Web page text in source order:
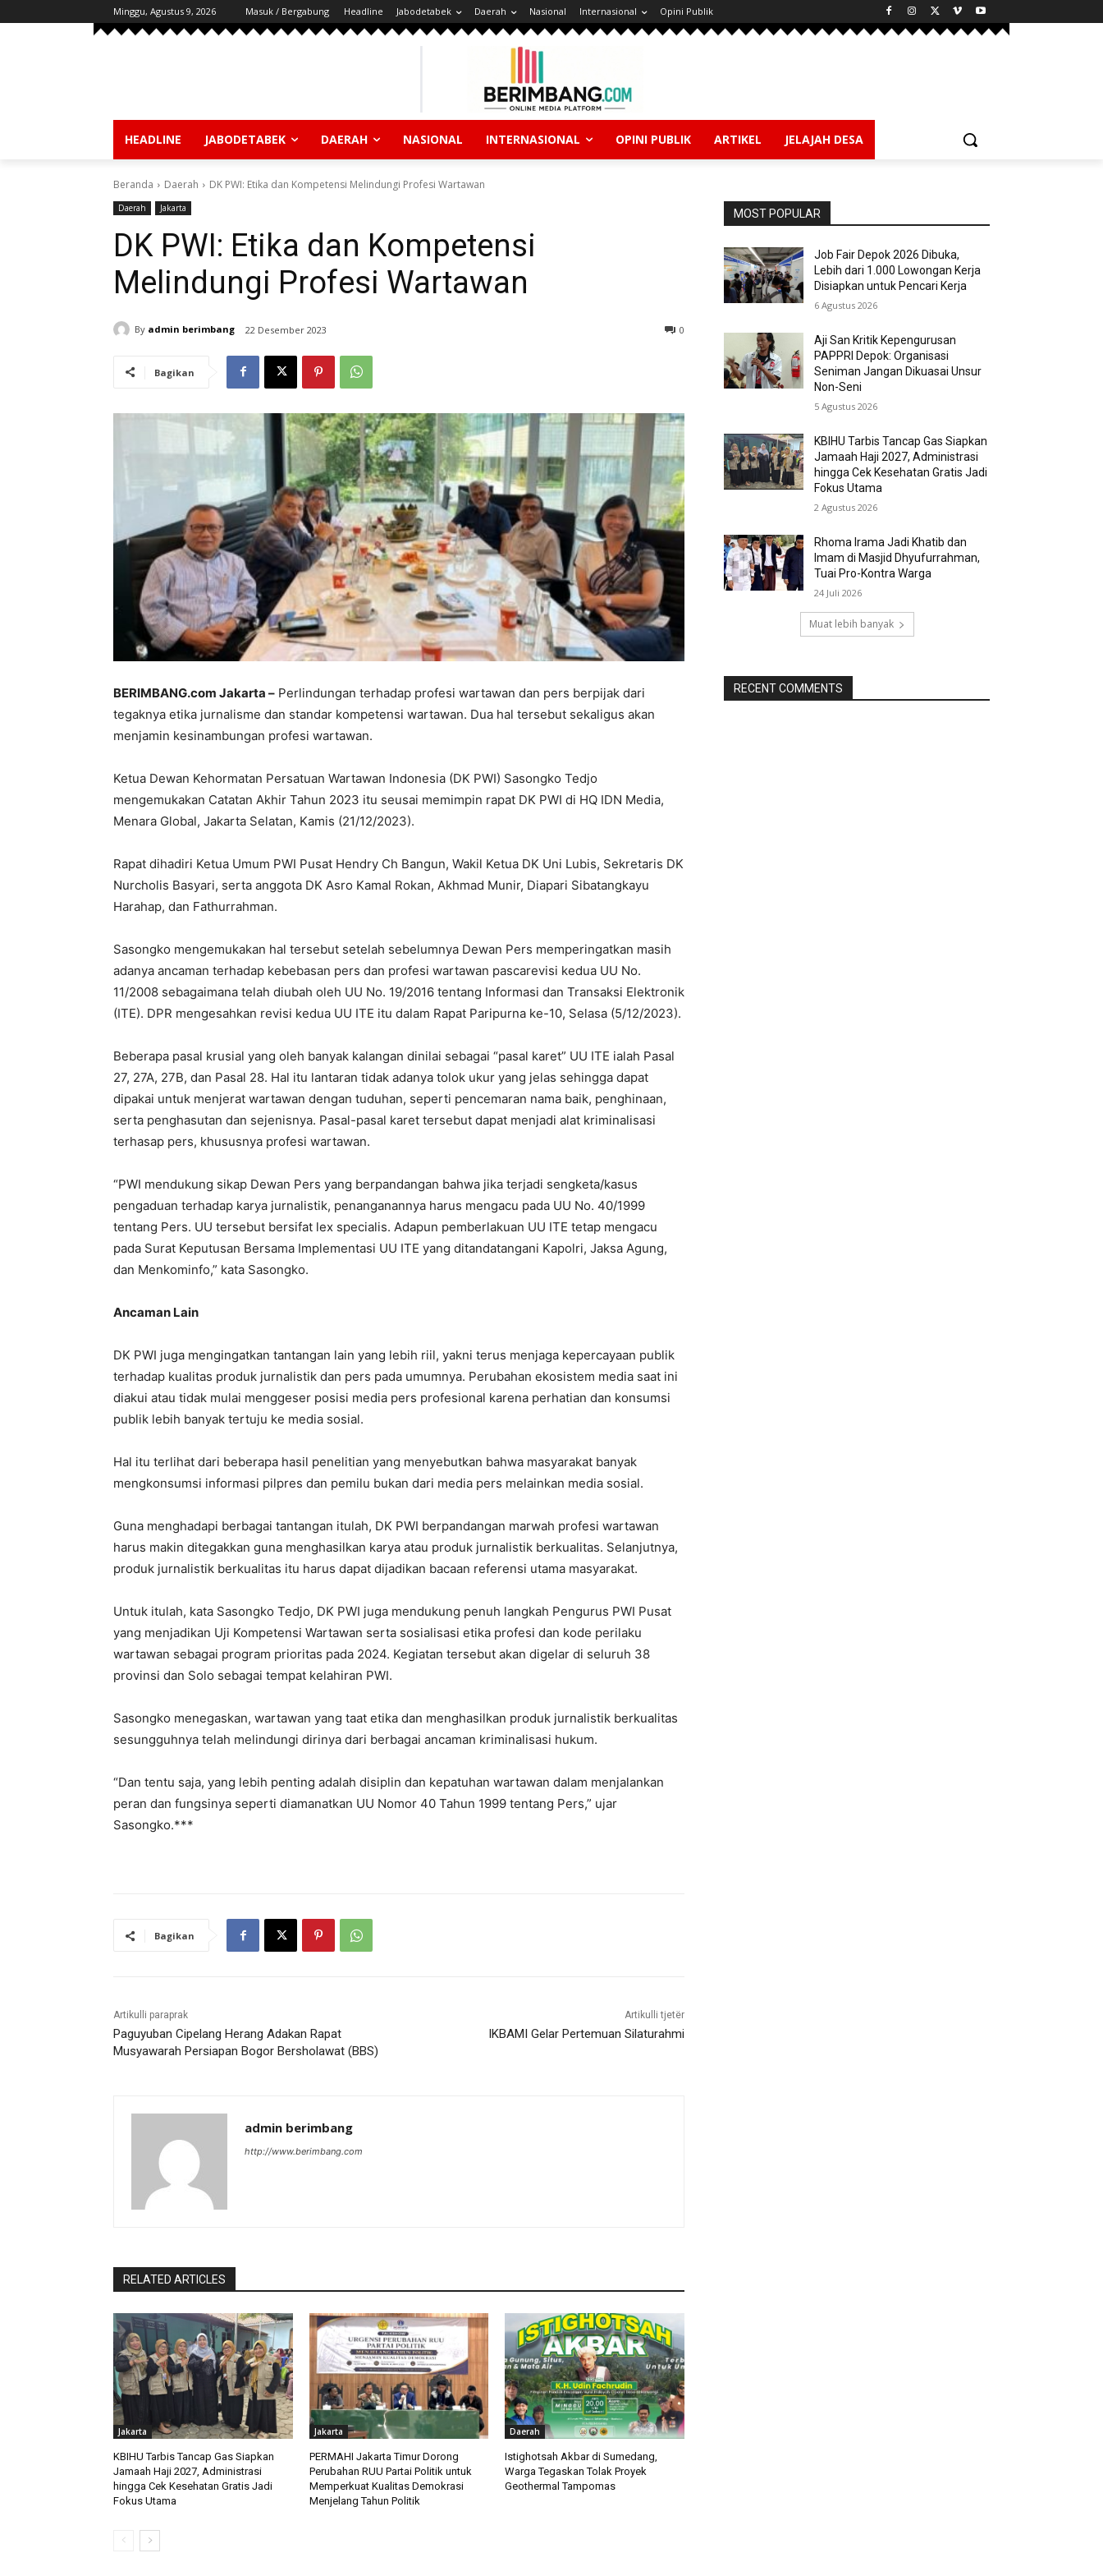
Minggu, Agustus 9, 2026 Masuk / Bergabung Headline Jabodetabek Daerah Nasional Internasional Opini Publik
HEADLINE JABODETABEK DAERAH NASIONAL INTERNASIONAL OPINI PUBLIK ARTIKEL JELAJAH DESA
Beranda Daerah DK PWI: Etika dan Kompetensi Melindungi Profesi Wartawan
Daerah Jakarta
DK PWI: Etika dan Kompetensi
Melindungi Profesi Wartawan
By admin berimbang 22 Desember 2023 0
Bagikan
BERIMBANG.com Jakarta – Perlindungan terhadap profesi wartawan dan pers berpijak dari
tegaknya etika jurnalisme dan standar kompetensi wartawan. Dua hal tersebut sekaligus akan
menjamin kesinambungan profesi wartawan.
Ketua Dewan Kehormatan Persatuan Wartawan Indonesia (DK PWI) Sasongko Tedjo
mengemukakan Catatan Akhir Tahun 2023 itu seusai memimpin rapat DK PWI di HQ IDN Media,
Menara Global, Jakarta Selatan, Kamis (21/12/2023).
Rapat dihadiri Ketua Umum PWI Pusat Hendry Ch Bangun, Wakil Ketua DK Uni Lubis, Sekretaris DK
Nurcholis Basyari, serta anggota DK Asro Kamal Rokan, Akhmad Munir, Diapari Sibatangkayu
Harahap, dan Fathurrahman.
Sasongko mengemukakan hal tersebut setelah sebelumnya Dewan Pers memperingatkan masih
adanya ancaman terhadap kebebasan pers dan profesi wartawan pascarevisi kedua UU No.
11/2008 sebagaimana telah diubah oleh UU No. 19/2016 tentang Informasi dan Transaksi Elektronik
(ITE). DPR mengesahkan revisi kedua UU ITE itu dalam Rapat Paripurna ke-10, Selasa (5/12/2023).
Beberapa pasal krusial yang oleh banyak kalangan dinilai sebagai “pasal karet” UU ITE ialah Pasal
27, 27A, 27B, dan Pasal 28. Hal itu lantaran tidak adanya tolok ukur yang jelas sehingga dapat
dipakai untuk menjerat wartawan dengan tuduhan, seperti pencemaran nama baik, penghinaan,
serta penghasutan dan sejenisnya. Pasal-pasal karet tersebut dapat menjadi alat kriminalisasi
terhasap pers, khususnya profesi wartawan.
“PWI mendukung sikap Dewan Pers yang berpandangan bahwa jika terjadi sengketa/kasus
pengaduan terhadap karya jurnalistik, penanganannya harus mengacu pada UU No. 40/1999
tentang Pers. UU tersebut bersifat lex specialis. Adapun pemberlakuan UU ITE tetap mengacu
pada Surat Keputusan Bersama Implementasi UU ITE yang ditandatangani Kapolri, Jaksa Agung,
dan Menkominfo,” kata Sasongko.
Ancaman Lain
DK PWI juga mengingatkan tantangan lain yang lebih riil, yakni terus menjaga kepercayaan publik
terhadap kualitas produk jurnalistik dan pers pada umumnya. Perubahan ekosistem media saat ini
diakui atau tidak mulai menggeser posisi media pers profesional karena perhatian dan konsumsi
publik lebih banyak tertuju ke media sosial.
Hal itu terlihat dari beberapa hasil penelitian yang menyebutkan bahwa masyarakat banyak
mengkonsumsi informasi pilpres dan pemilu bukan dari media pers melainkan media sosial.
Guna menghadapi berbagai tantangan itulah, DK PWI berpandangan marwah profesi wartawan
harus makin ditegakkan guna menghasilkan karya atau produk jurnalistik berkualitas. Selanjutnya,
produk jurnalistik berkualitas itu harus dapat dijadikan bacaan referensi utama masyarakat.
Untuk itulah, kata Sasongko Tedjo, DK PWI juga mendukung penuh langkah Pengurus PWI Pusat
yang menjadikan Uji Kompetensi Wartawan serta sosialisasi etika profesi dan kode perilaku
wartawan sebagai program prioritas pada 2024. Kegiatan tersebut akan digelar di seluruh 38
provinsi dan Solo sebagai tempat kelahiran PWI.
Sasongko menegaskan, wartawan yang taat etika dan menghasilkan produk jurnalistik berkualitas
sesungguhnya telah melindungi dirinya dari berbagai ancaman kriminalisasi hukum.
“Dan tentu saja, yang lebih penting adalah disiplin dan kepatuhan wartawan dalam menjalankan
peran dan fungsinya seperti diamanatkan UU Nomor 40 Tahun 1999 tentang Pers,” ujar
Sasongko.***
Bagikan
Artikulli paraprak
Paguyuban Cipelang Herang Adakan Rapat
Musyawarah Persiapan Bogor Bersholawat (BBS)
Artikulli tjetër
IKBAMI Gelar Pertemuan Silaturahmi
admin berimbang
http://www.berimbang.com
RELATED ARTICLES
Jakarta
KBIHU Tarbis Tancap Gas Siapkan
Jamaah Haji 2027, Administrasi
hingga Cek Kesehatan Gratis Jadi
Fokus Utama
Jakarta
PERMAHI Jakarta Timur Dorong
Perubahan RUU Partai Politik untuk
Memperkuat Kualitas Demokrasi
Menjelang Tahun Politik
Daerah
Istighotsah Akbar di Sumedang,
Warga Tegaskan Tolak Proyek
Geothermal Tampomas
MOST POPULAR
Job Fair Depok 2026 Dibuka,
Lebih dari 1.000 Lowongan Kerja
Disiapkan untuk Pencari Kerja
6 Agustus 2026
Aji San Kritik Kepengurusan
PAPPRI Depok: Organisasi
Seniman Jangan Dikuasai Unsur
Non-Seni
5 Agustus 2026
KBIHU Tarbis Tancap Gas Siapkan
Jamaah Haji 2027, Administrasi
hingga Cek Kesehatan Gratis Jadi
Fokus Utama
2 Agustus 2026
Rhoma Irama Jadi Khatib dan
Imam di Masjid Dhyufurrahman,
Tuai Pro-Kontra Warga
24 Juli 2026
Muat lebih banyak
RECENT COMMENTS